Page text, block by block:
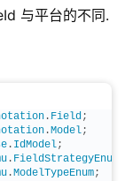
与平台的不同.
. Field;
.Model;
. IdModel;
. FieldStrategyEnum
.ModelTypeEnum;